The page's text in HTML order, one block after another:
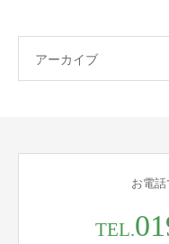
アーカイブ
お電
TEL.